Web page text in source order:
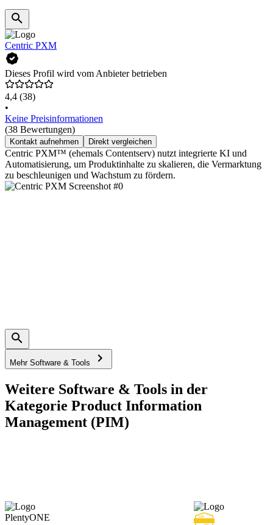
Centric PXM
Dieses Profil wird vom Anbieter betrieben
4,4 (38)
•
Keine Preisinformationen
(38 Bewertungen)
Kontakt aufnehmen Direkt vergleichen
Centric PXM™ (ehemals Contentserv) nutzt integrierte KI und
Automatisierung, um Produktinhalte zu skalieren, die Vermarktung
zu beschleunigen und Wachstum zu fördern.
Mehr Software & Tools
Weitere Software & Tools in der
Kategorie Product Information
Management (PIM)
PlentyONE